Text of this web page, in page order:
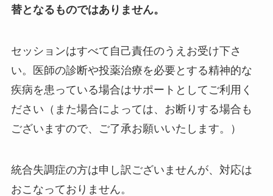
替となるものではありません。
セッションはすべて自己責任のうえお受け下さ
い。医師の診断や投薬治療を必要とする精神的な
疾病を患っている場合はサポートとしてご利用く
ださい（また場合によっては、お断りする場合も
ございますので、ご了承お願いいたします。）
統合失調症の方は申し訳ございませんが、対応は
おこなっておりません。